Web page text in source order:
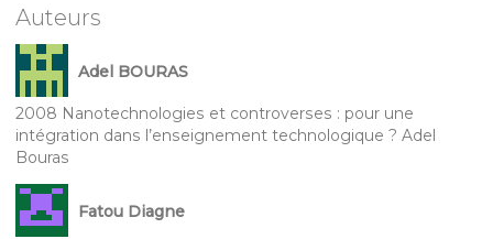
Auteurs
Adel BOURAS
2008 Nanotechnologies et controverses : pour une
intégration dans l’enseignement technologique ? Adel
Bouras
Fatou Diagne